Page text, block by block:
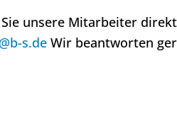
unsere Mitarbeiter
s.deWir beantworten